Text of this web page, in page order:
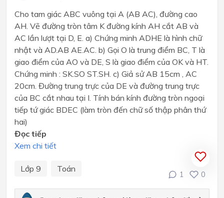
Cho tam giác ABC vuông tại A (AB AC), đường cao
AH. Vẽ đường tròn tâm K đường kính AH cắt AB và
AC lần lượt tại D, E. a) Chứng minh ADHE là hình chữ
nhật và AD.AB AE.AC. b) Gọi O là trung điểm BC, T là
giao điểm của AO và DE, S là giao điểm của OK và HT.
Chứng minh : SK.SO ST.SH. c) Giả sử AB 15cm , AC
20cm. Đường trung trực của DE và đường trung trực
của BC cắt nhau tại I. Tính bán kính đường tròn ngoại
tiếp tứ giác BDEC (làm tròn đến chữ số thập phân thứ
hai)
Đọc tiếp
Xem chi tiết
Lớp 9 Toán
1 0